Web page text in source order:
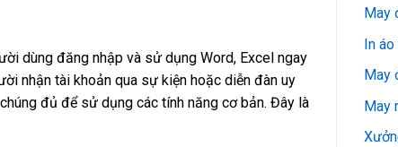
dùng đăng nhập và sử dụng Word, Excel ngay
nhận tài khoản qua sự kiện hoặc diễn đàn uy
đủ để sử dụng các tính năng cơ bản. Đây là
May
In
May
May